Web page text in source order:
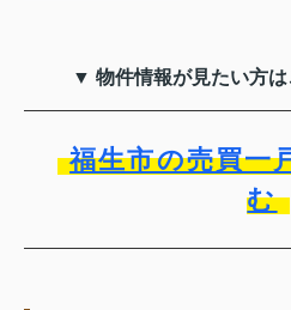
▼ 物件情報が見たい方
福生市の売買一
む